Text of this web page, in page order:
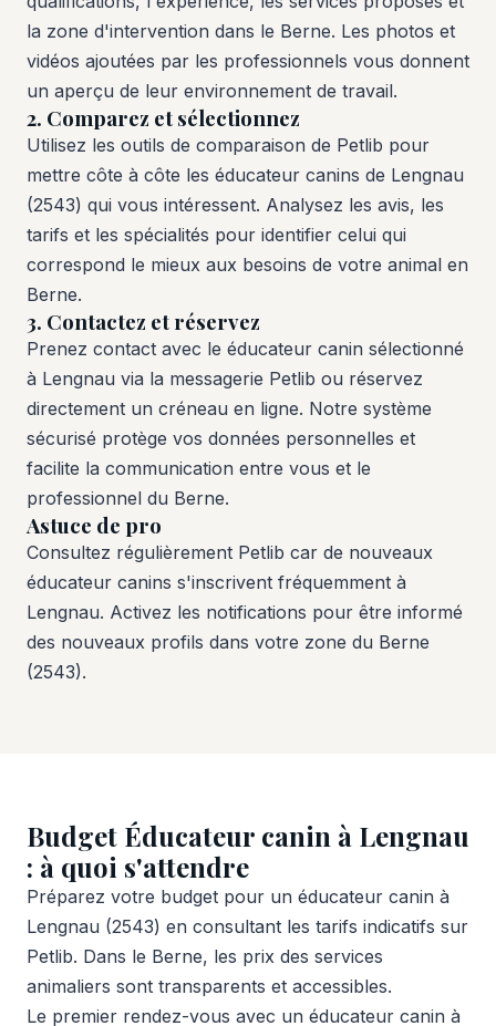
la zone d'intervention dans le Berne. Les photos et
vidéos ajoutées par les professionnels vous donnent
un aperçu de leur environnement de travail.
2. Comparez et sélectionnez
Utilisez les outils de comparaison de Petlib pour
mettre côte à côte les éducateur canins de Lengnau
(2543) qui vous intéressent. Analysez les avis, les
tarifs et les spécialités pour identifier celui qui
correspond le mieux aux besoins de votre animal en
Berne.
3. Contactez et réservez
Prenez contact avec le éducateur canin sélectionné
à Lengnau via la messagerie Petlib ou réservez
directement un créneau en ligne. Notre système
sécurisé protège vos données personnelles et
facilite la communication entre vous et le
professionnel du Berne.
Astuce de pro
Consultez régulièrement Petlib car de nouveaux
éducateur canins s'inscrivent fréquemment à
Lengnau. Activez les notifications pour être informé
des nouveaux profils dans votre zone du Berne
(2543).
Budget Éducateur canin à Lengnau
: à quoi s'attendre
Préparez votre budget pour un éducateur canin à
Lengnau (2543) en consultant les tarifs indicatifs sur
Petlib. Dans le Berne, les prix des services
animaliers sont transparents et accessibles.
Le premier rendez-vous avec un éducateur canin à